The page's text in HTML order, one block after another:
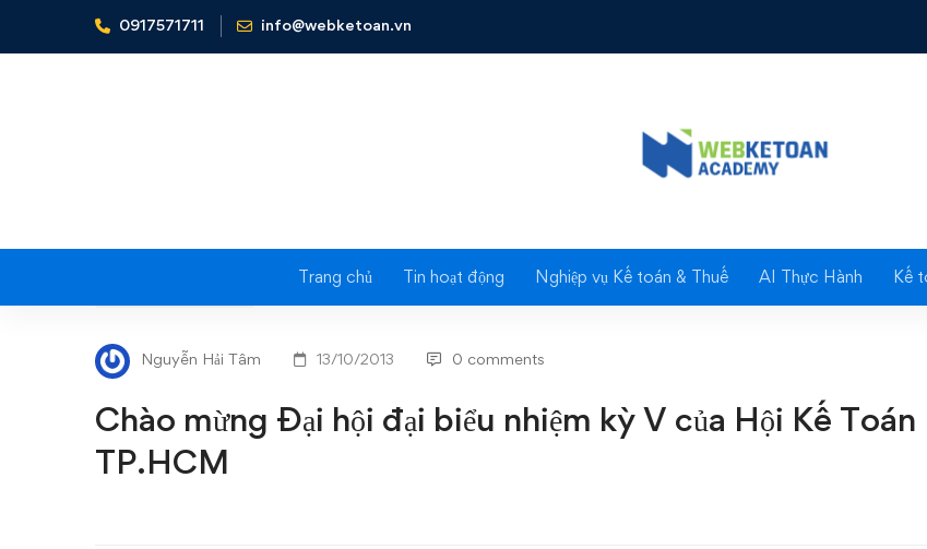
0917571711 info@webketoan.vn
Trang chủ Tin hoạt động Nghiệp vụ Kế toán & Thuế AI Thực Hành Kế
Home Tin tức - Sự kiện Chào mừng Đại hội đại biểu nhiệm kỳ V của Hội Kế Toán TP.HCM
Chào
mừng
Đại
hội
Nguyễn Hải Tâm 13/10/2013 0 comments
Chào mừng Đại hội đại biểu nhiệm kỳ V của Hội Kế Toán
TP.HCM